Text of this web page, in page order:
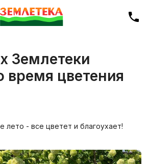
Землетеки
время цветения
лето - все цветет и благоухает!